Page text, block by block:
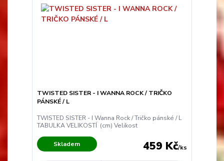
TWISTED SISTER - I WANNA ROCK / TRIČKO
PÁNSKÉ / L
TWISTED SISTER - I Wanna Rock / Tričko pánské / L
TABULKA VELIKOSTÍ (cm) Velikost
459 Kč/ks
Skladem